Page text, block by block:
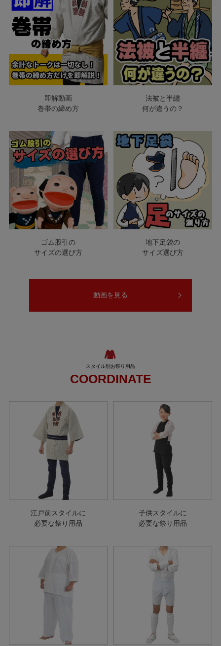
即解動画
巻帯の締め方
法被と半纏
何が違うの？
ゴム股引の
サイズの選び方
地下足袋の
サイズ選び方
動画を見る
COORDINATE
江戸前スタイルに
必要な祭り用品
子供スタイルに
必要な祭り用品